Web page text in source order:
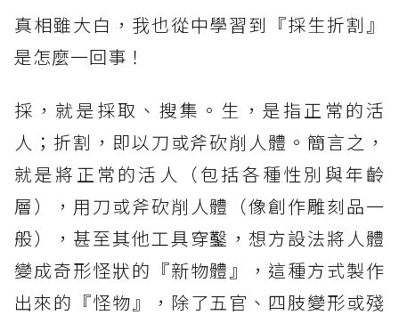
真相雖大白，我也從中學習到『採生折割』
是怎麼一回事！
採，就是採取、搜集。生，是指正常的活
人；折割，即以刀或斧砍削人體。簡言之，
就是將正常的活人（包括各種性別與年齡
層），用刀或斧砍削人體（像創作雕刻品一
般），甚至其他工具穿鑿，想方設法將人體
變成奇形怪狀的『新物體』，這種方式製作
出來的『怪物』，除了五官、四肢變形或殘